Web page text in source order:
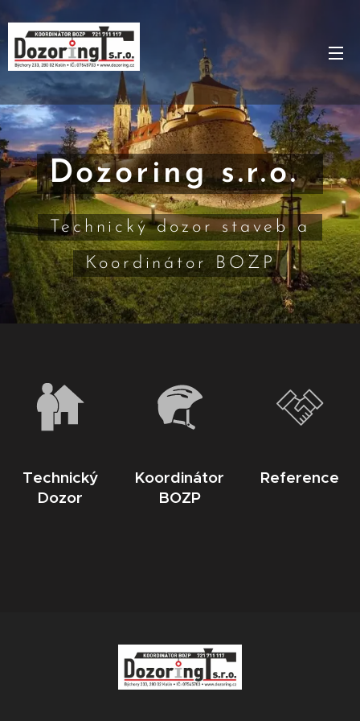
Dozoring s.r.o.
Technický dozor staveb a
Koordinátor BOZP
Technický
Dozor
Koordinátor
BOZP
Reference